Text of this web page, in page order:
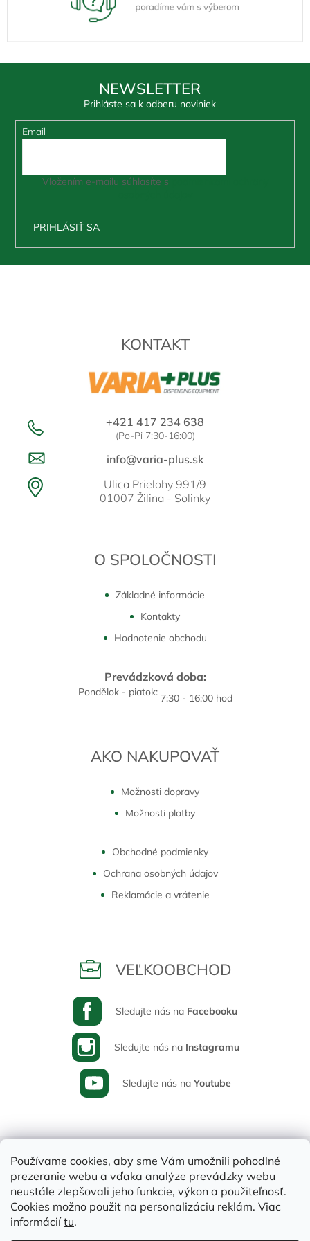
Používame cookies, aby sme Vám umožnili pohodlné
prezeranie webu a vďaka analýze prevádzky webu
neustále zlepšovali jeho funkcie, výkon a použiteľnosť.
Cookies možno použiť na personalizáciu reklám. Viac
informáciítu.
NEWSLETTER
Prihláste sa k odberu noviniek
Email
Vložením e-mailu súhlasíte s
PRIHLÁSIŤ SA
KONTAKT
+421 417 234 638
(Po-Pi 7:30-16:00)
info@varia-plus.sk
Ulica Prielohy 991/9
01007 Žilina - Solinky
O SPOLOČNOSTI
Základné informácie
Kontakty
Hodnotenie obchodu
Prevádzková doba:
Pondělok - piatok: 7:30 - 16:00 hod
AKO NAKUPOVAŤ
Možnosti dopravy
Možnosti platby
Obchodné podmienky
Ochrana osobných údajov
Reklamácie a vrátenie
VEĽKOOBCHOD
Sledujte nás na Facebooku
Sledujte nás na Instagramu
Sledujte nás na Youtube